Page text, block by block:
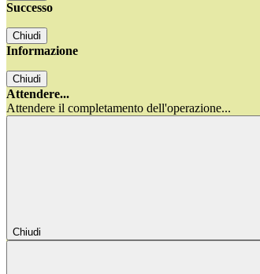
Successo
Chiudi
Informazione
Chiudi
Attendere...
Attendere il completamento dell'operazione...
Chiudi